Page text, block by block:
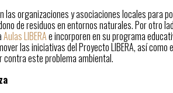
las organizaciones y asociaciones locales para
de residuos en entornos naturales. Por otro
Aulas LIBERAe incorporen en su programa
las iniciativas del Proyecto LIBERA, así como
este problema ambiental.